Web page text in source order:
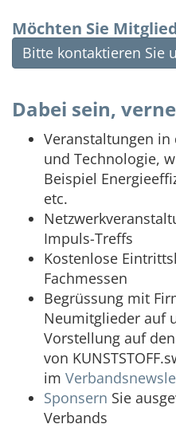
Möchten Sie
Bitte kontaktieren Sie
Dabei sein,
Veranstaltungen
und Technologie,
Beispiel
etc.
Impuls-Treffs
Kostenlose
Fachmessen
Begrüssung mit
Neumitglieder auf
Vorstellung auf
von
im
Sponsern Sie
Verbands